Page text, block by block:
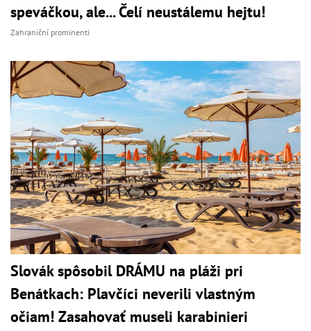
speváčkou, ale... Čelí neustálemu hejtu!
Zahraniční prominenti
Slovák spôsobil DRÁMU na pláži pri
Benátkach: Plavčíci neverili vlastným
očiam! Zasahovať museli karabinieri